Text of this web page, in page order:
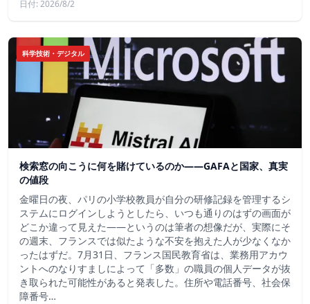
日付: 2026/8/2
科学技術・デジタル
検索窓の向こうに何を賭けているのか——GAFAと国家、真実
の値段
金曜日の夜、パリの小学校教員が自分の研修記録を管理するシ
ステムにログインしようとしたら、いつも通りのはずの画面が
どこか違って見えた——というのは筆者の想像だが、実際にそ
の週末、フランスでは似たような不安を抱えた人が少なくなか
ったはずだ。7月31日、フランス国民教育省は、業務用アカウ
ントへのなりすましによって「多数」の職員の個人データが抜
き取られた可能性があると発表した。住所や電話番号、社会保
障番号…